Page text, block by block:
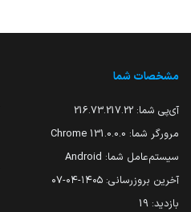
مشخصات شما
آی‌پی شما: 216.73.217.22
مرورگر شما: 131.0.0.0 Chrome
سیستم‌عامل شما: Android
آخرین بروزرسانی: ۱۴۰۵-۰۴-۰۷
بازدید: 19